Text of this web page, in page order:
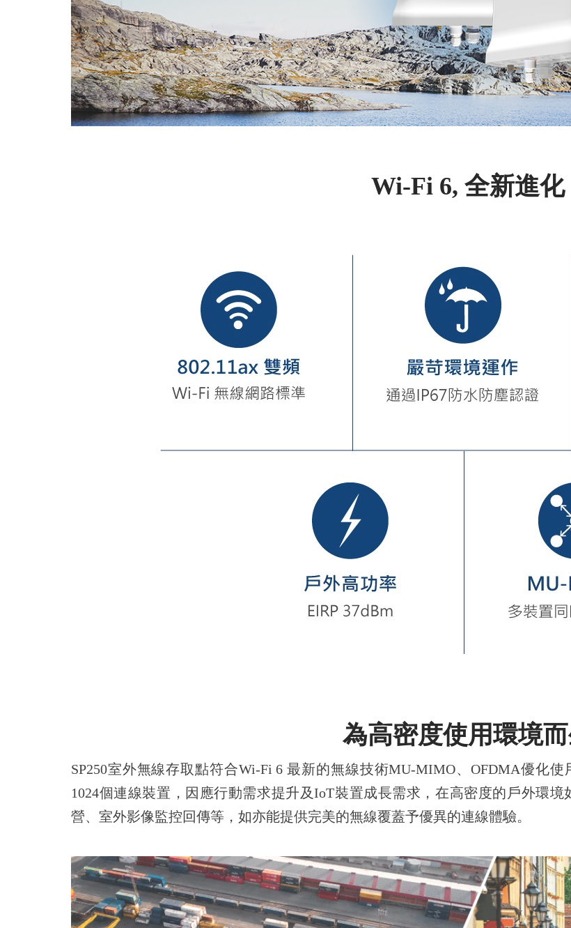
Wi-Fi 6, 全新進化
為高密度使用環境
SP250室外無線存取點符合Wi-Fi 6 最新的無線技術MU-MIMO、OFDMA優化使
1024個連線裝置，因應行動需求提升及IoT裝置成長需求，在高密度的戶外環境
營、室外影像監控回傳等，如亦能提供完美的無線覆蓋予優異的連線體驗。